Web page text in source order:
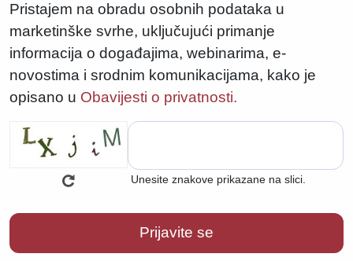
Pristajem na obradu osobnih podataka u
marketinške svrhe, uključujući primanje
informacija o događajima, webinarima, e-
novostima i srodnim komunikacijama, kako je
opisano u Obavijesti o privatnosti.
Unesite znakove prikazane na slici.